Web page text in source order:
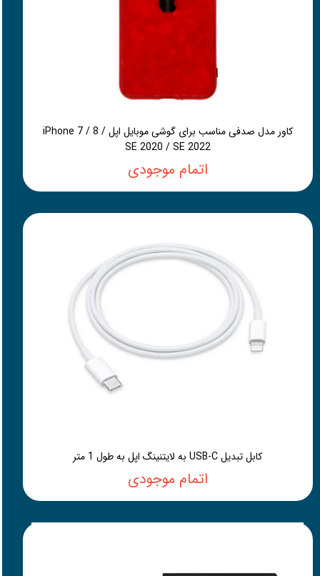
کاور مدل صدفی مناسب برای گوشی موبایل اپل iPhone 7 / 8 /
SE 2020 / SE 2022
اتمام موجودی
کابل تبدیل USB-C به لایتنینگ اپل به طول 1 متر
اتمام موجودی